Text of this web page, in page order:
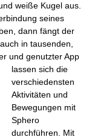
weiße Kugel aus.
seines
dann fängt der
in tausenden,
und genutzter App
lassen sich die
verschiedensten
Aktivitäten und
Bewegungen mit
Sphero
durchführen. Mit